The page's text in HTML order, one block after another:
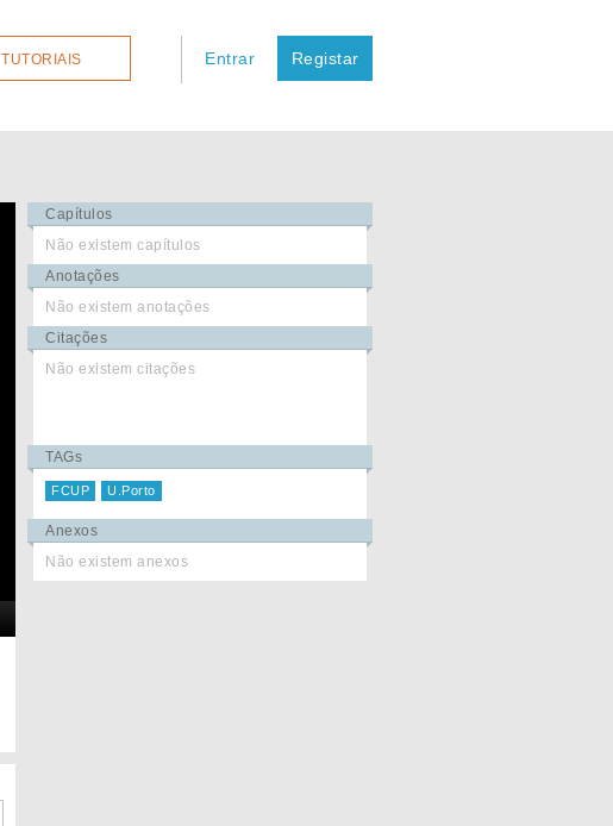
TUTORIAIS Entrar Registar
Capítulos
Não existem capítulos
Anotações
Não existem anotações
Citações
Não existem citações
TAGs
FCUP U.Porto
Anexos
Não existem anexos